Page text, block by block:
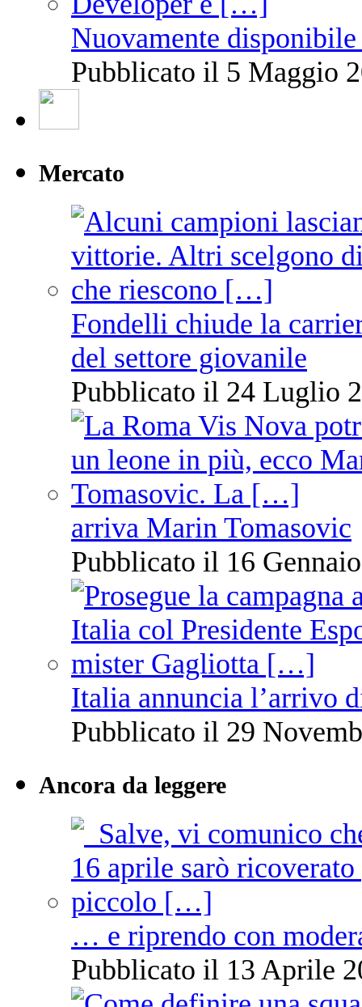
Nuovamente
Pubblicato il 5 Maggio
Mercato
Fondelli chiude la
del settore giovanile
Pubblicato il 24 Luglio
arriva Marin Tomasovic
Pubblicato il 16
Italia annuncia l’arrivo
Pubblicato il 29
Ancora da leggere
… e riprendo con
Pubblicato il 13 Aprile